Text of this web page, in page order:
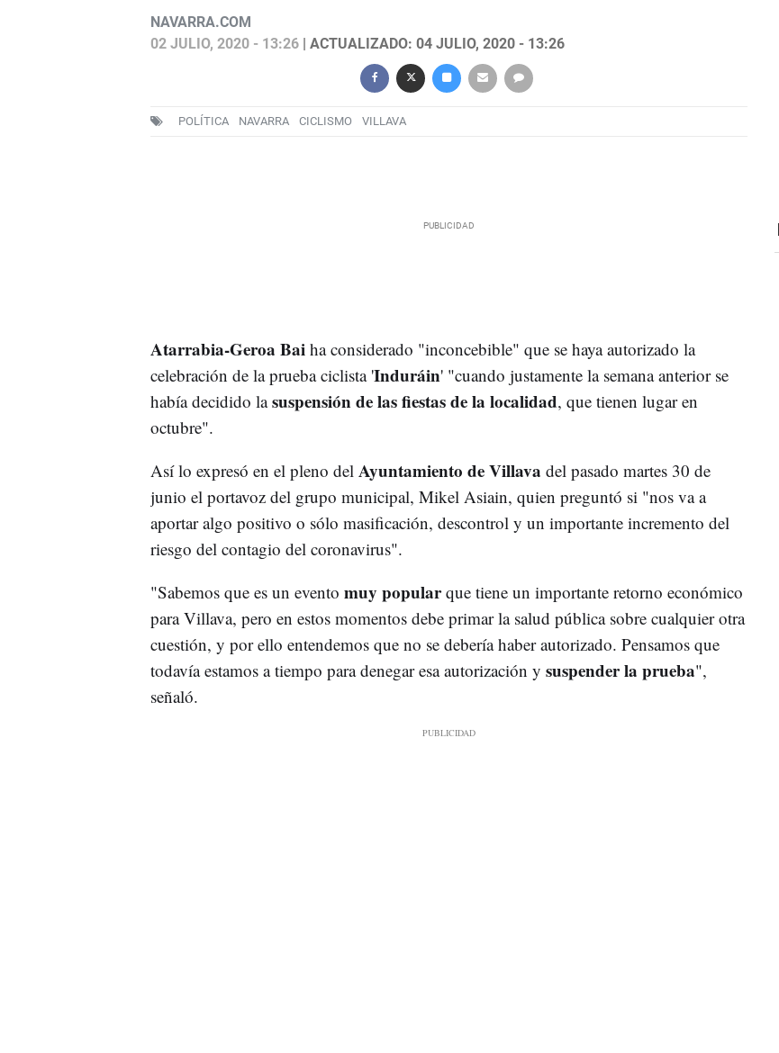
NAVARRA.COM
02 JULIO, 2020 - 13:26| ACTUALIZADO: 04 JULIO, 2020 - 13:26
POLÍTICA NAVARRA CICLISMO VILLAVA
Atarrabia-Geroa Bai ha considerado "inconcebible" que se haya autorizado la
celebración de la prueba ciclista 'Induráin' "cuando justamente la semana anterior se
había decidido lasuspensión de las fiestas de la localidad, que tienen lugar en
octubre".
Así lo expresó en el pleno delAyuntamiento de Villava del pasado martes 30 de
junio el portavoz del grupo municipal, Mikel Asiain, quien preguntó si "nos va a
aportar algo positivo o sólo masificación, descontrol y un importante incremento del
riesgo del contagio del coronavirus".
"Sabemos que es un evento muy popularque tiene un importante retorno económico
para Villava, pero en estos momentos debe primar la salud pública sobre cualquier otra
cuestión, y por ello entendemos que no se debería haber autorizado. Pensamos que
todavía estamos a tiempo para denegar esa autorización y suspender la prueba",
señaló.